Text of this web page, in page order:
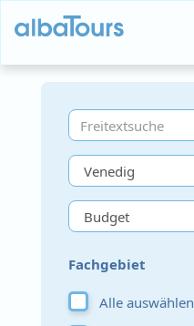
Fachgebiet
Alle auswählen